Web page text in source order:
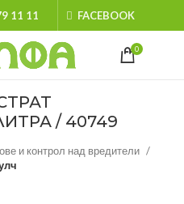
11 11 FACEBOOK
0
/ 40749
и контрол над вредители